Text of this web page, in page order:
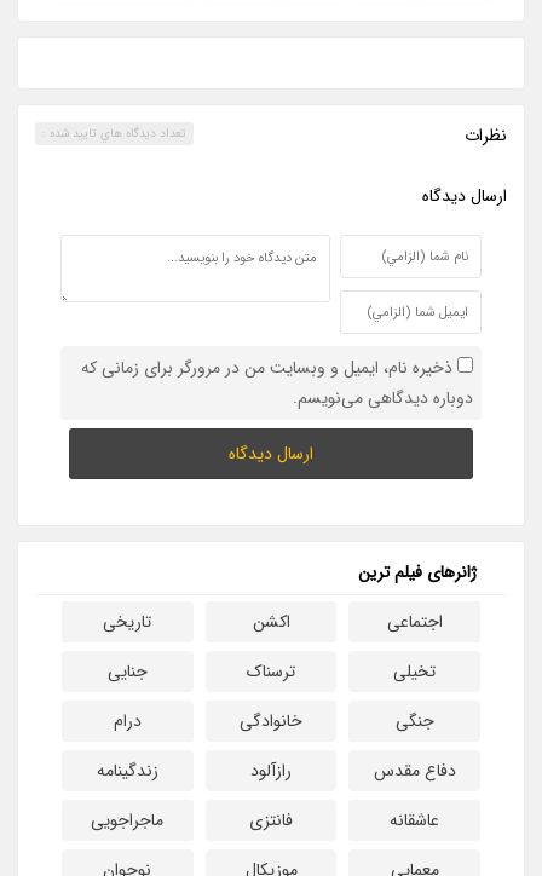
نظرات تعداد ديدگاه هاي تاييد شده :
ارسال ديدگاه
ذخیره نام، ایمیل و وبسایت من در مرورگر برای زمانی که
دوباره دیدگاهی می‌نویسم.
ژانرهای فیلم ترین
اجتماعی
اکشن
تاریخی
تخیلی
ترسناک
جنایی
جنگی
خانوادگی
درام
دفاع مقدس
رازآلود
زندگینامه
عاشقانه
فانتزی
ماجراجویی
معمایی
موزیکال
نوجوان